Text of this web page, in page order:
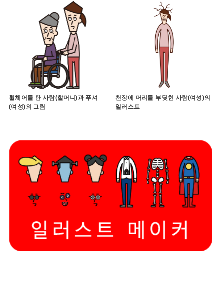
휠체어를 탄 사람(할머니)과 푸셔
(여성)의 그림
천장에 머리를 부딪힌 사람(여성)의
일러스트